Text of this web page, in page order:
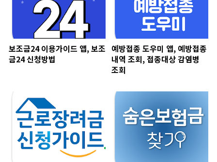
보조금24 이용가이드 앱, 보조
금24 신청방법
예방접종 도우미 앱, 예방접종
내역 조회, 접종대상 감염병
조회